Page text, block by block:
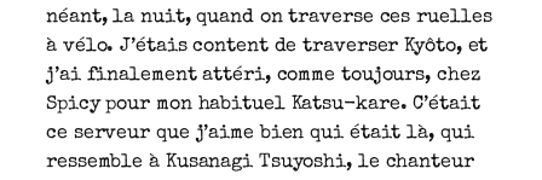
néant, la nuit, quand on traverse ces ruelles
à vélo. J’étais content de traverser Kyôto, et
j’ai finalement attéri, comme toujours, chez
Spicy pour mon habituel Katsu-kare. C’était
ce serveur que j’aime bien qui était là, qui
ressemble à Kusanagi Tsuyoshi, le chanteur